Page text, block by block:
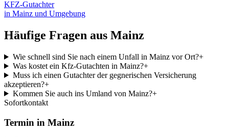
KFZ-Gutachter
in Mainz und Umgebung
Häufige Fragen aus Mainz
Wie schnell sind Sie nach einem Unfall in Mainz vor Ort?+
Was kostet ein Kfz-Gutachten in Mainz?+
Muss ich einen Gutachter der gegnerischen Versicherung
akzeptieren?+
Kommen Sie auch ins Umland von Mainz?+
Sofortkontakt
Termin in Mainz